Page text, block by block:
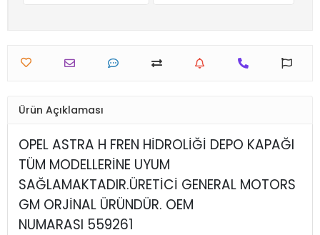
Ürün Açıklaması
OPEL ASTRA H FREN HİDROLİĞİ DEPO KAPAĞI
TÜM MODELLERİNE UYUM
SAĞLAMAKTADIR.ÜRETİCİ GENERAL MOTORS
GM ORJİNAL ÜRÜNDÜR. OEM
NUMARASI 559261